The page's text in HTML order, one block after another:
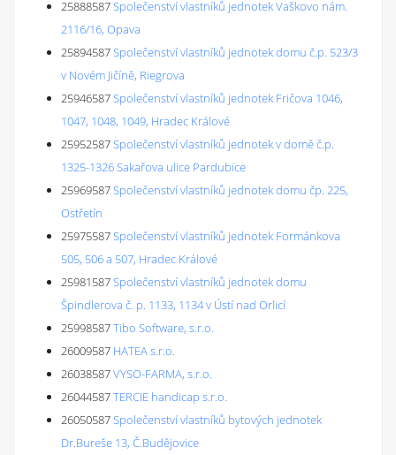
25888587Společenství vlastníků jednotek Vaškovo nám.
2116/16, Opava
25894587Společenství vlastníků jednotek domu č.p. 523/3
v Novém Jičíně, Riegrova
25946587Společenství vlastníků jednotek Fričova 1046,
1047, 1048, 1049, Hradec Králové
25952587Společenství vlastníků jednotek v domě č.p.
1325-1326 Sakařova ulice Pardubice
25969587Společenství vlastníků jednotek domu čp. 225,
Ostřetín
25975587Společenství vlastníků jednotek Formánkova
505, 506 a 507, Hradec Králové
25981587Společenství vlastníků jednotek domu
Špindlerova č. p. 1133, 1134 v Ústí nad Orlicí
25998587Tibo Software, s.r.o.
26009587 HATEA s.r.o.
26038587VYSO-FARMA, s.r.o.
26044587TERCIE handicap s.r.o.
26050587Společenství vlastníků bytových jednotek
Dr.Bureše 13, Č.Budějovice